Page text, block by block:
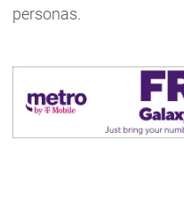
personas.